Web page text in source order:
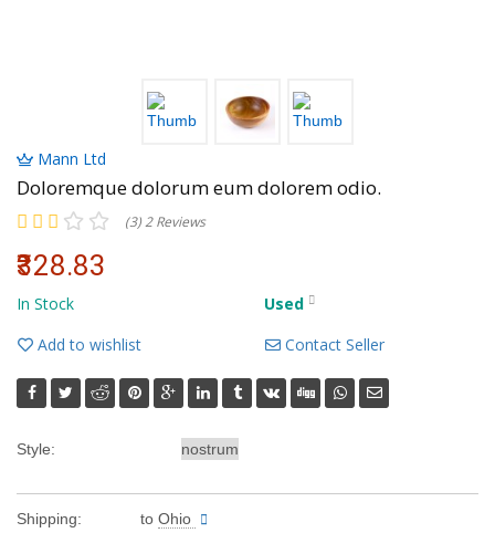
Mann Ltd
Doloremque dolorum eum dolorem odio.
(3) 2 Reviews
₹328.83
In Stock
Used
Add to wishlist
Contact Seller
Style:
Shipping: to Ohio